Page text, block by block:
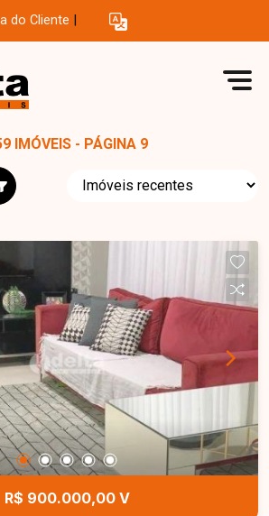
do Cliente
IMÓVEIS - PÁGINA 9
R$ 900.000,00 V